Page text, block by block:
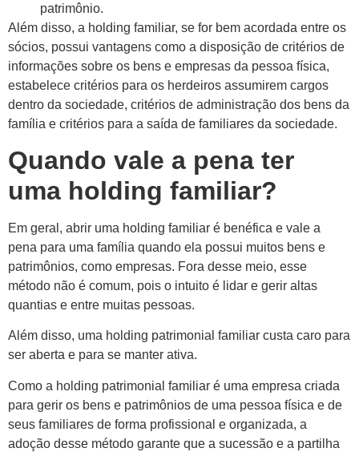
patrimônio.
Além disso, a holding familiar, se for bem acordada entre os
sócios, possui vantagens como a disposição de critérios de
informações sobre os bens e empresas da pessoa física,
estabelece critérios para os herdeiros assumirem cargos
dentro da sociedade, critérios de administração dos bens da
família e critérios para a saída de familiares da sociedade.
Quando vale a pena ter
uma holding familiar?
Em geral, abrir uma holding familiar é benéfica e vale a
pena para uma família quando ela possui muitos bens e
patrimônios, como empresas. Fora desse meio, esse
método não é comum, pois o intuito é lidar e gerir altas
quantias e entre muitas pessoas.
Além disso, uma holding patrimonial familiar custa caro para
ser aberta e para se manter ativa.
Como a holding patrimonial familiar é uma empresa criada
para gerir os bens e patrimônios de uma pessoa física e de
seus familiares de forma profissional e organizada, a
adoção desse método garante que a sucessão e a partilha